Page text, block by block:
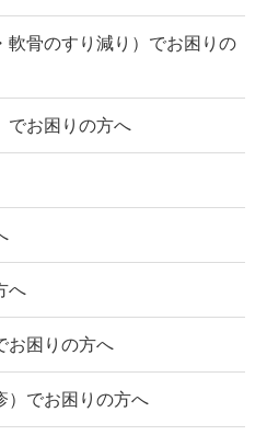
軟骨のすり減り）でお困りの
でお困りの方へ
へ
お困りの方へ
）でお困りの方へ